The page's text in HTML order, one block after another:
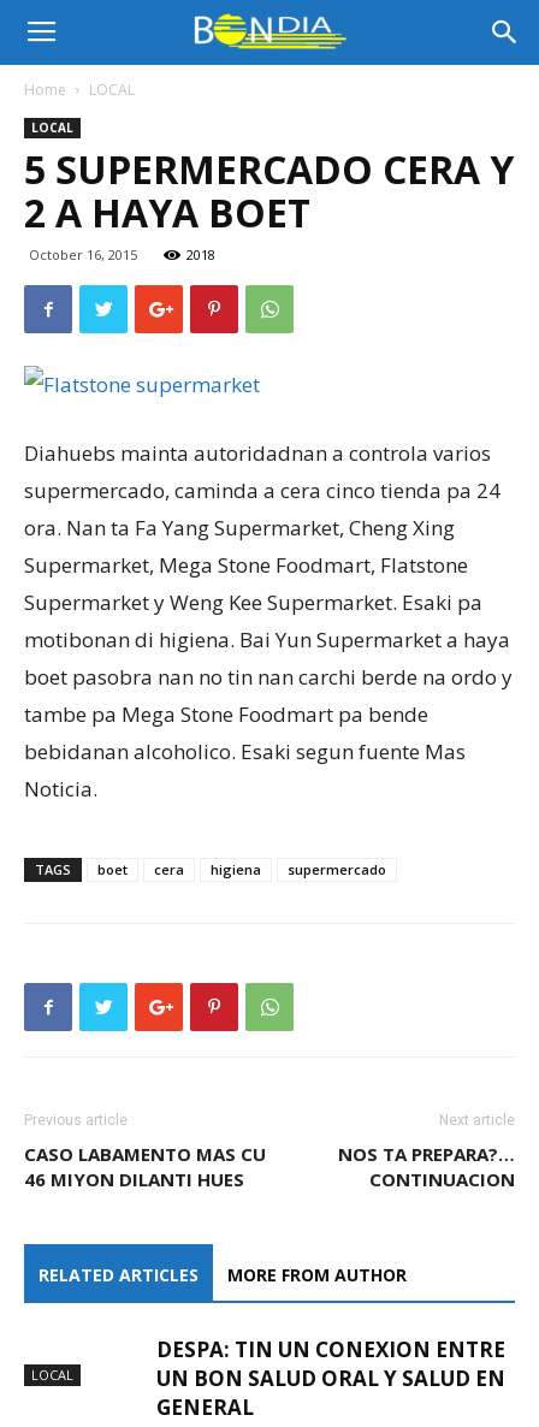
Bon
Dia
Home LOCAL
LOCAL
5 SUPERMERCADO CERA Y
2 A HAYA BOET
October 16, 2015 2018
Diahuebs mainta autoridadnan a controla varios
supermercado, caminda a cera cinco tienda pa 24
ora. Nan ta Fa Yang Supermarket, Cheng Xing
Supermarket, Mega Stone Foodmart, Flatstone
Supermarket y Weng Kee Supermarket. Esaki pa
motibonan di higiena. Bai Yun Supermarket a haya
boet pasobra nan no tin nan carchi berde na ordo y
tambe pa Mega Stone Foodmart pa bende
bebidanan alcoholico. Esaki segun fuente Mas
Noticia.
TAGS boet cera higiena supermercado
Previous article
CASO LABAMENTO MAS CU
46 MIYON DILANTI HUES
Next article
NOS TA PREPARA?…
CONTINUACION
RELATED ARTICLES MORE FROM AUTHOR
LOCAL
DESPA: TIN UN CONEXION ENTRE
UN BON SALUD ORAL Y SALUD EN
GENERAL